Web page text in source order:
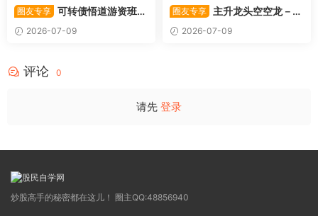
圈友专享 可转债悟道游资班出
奇系列悟道系列守正系列课程-
卓妍
2026-07-09
圈友专享
主升龙头空空龙－竞
价抢筹盘口的量化公式与十几
年的体系干货，全篇2026061
2026-07-09
评论 0
请先 登录
炒股高手的秘密都在这儿！ 圈主QQ:48856940